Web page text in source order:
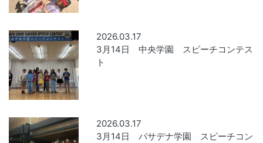
2026.03.17
3月14日 中央学園 スピーチコンテス
ト
2026.03.17
3月14日 パサデナ学園 スピーチコン